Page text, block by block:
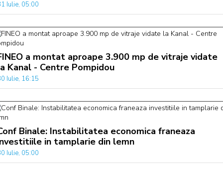
Iulie, 05:00
a montat aproape 3.900 mp de vitraje vidate
Kanal - Centre Pompidou
Iulie, 16:15
Binale: Instabilitatea economica franeaza
in tamplarie din lemn
Iulie, 05:00